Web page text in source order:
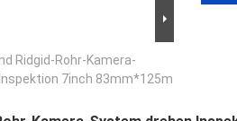
Ridgid-Rohr-Kamera-
7inch 83mm*125m